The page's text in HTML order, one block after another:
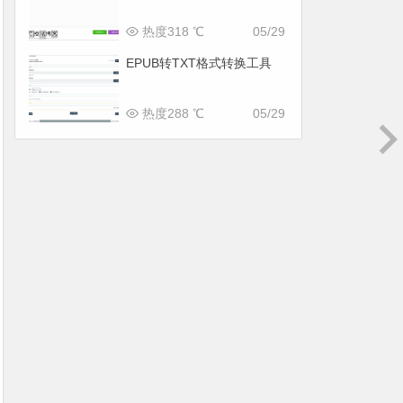
05/29
热度318 ℃
EPUB转TXT格式转换工具
05/29
热度288 ℃